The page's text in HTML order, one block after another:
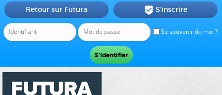
Se souvenir de moi ?
Retour sur Futura  S'inscrire